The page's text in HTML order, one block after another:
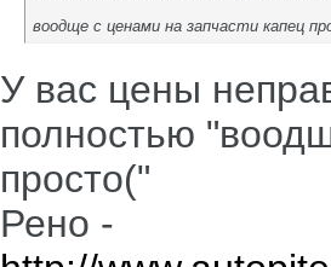
воодще с ценами на запчасти капец
У вас цены
полностью
просто("
Рено -